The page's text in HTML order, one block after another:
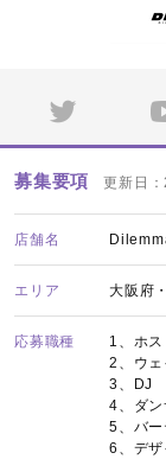
募集要項 更新日
店舗名
エリア 大阪府
応募職種
1、ホス
2、ウェ
3、DJ
4、ダン
5、バ
6、デザ